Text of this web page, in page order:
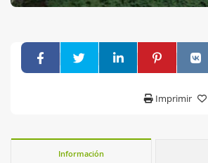
Imprimir
Información